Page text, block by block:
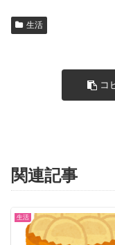
生活
コ
関連記事
生活